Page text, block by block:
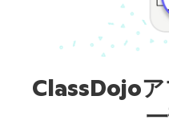
ClassDojo